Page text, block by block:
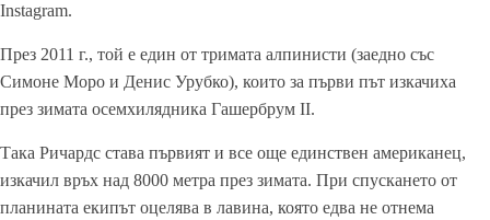
Instagram.
През 2011 г., той е един от тримата алпинисти (заедно със
Симоне Моро и Денис Урубко), които за първи път изкачиха
през зимата осемхилядника Гашербрум II.
Така Ричардс става първият и все още единствен американец,
изкачил връх над 8000 метра през зимата. При спускането от
планината екипът оцелява в лавина, която едва не отнема